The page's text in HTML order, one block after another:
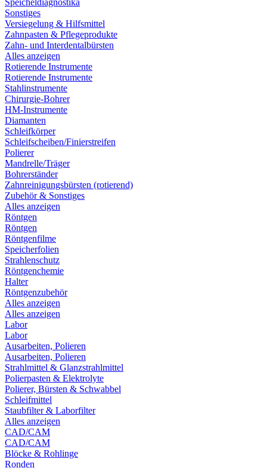
Speicheldiagnostika
Sonstiges
Versiegelung & Hilfsmittel
Zahnpasten & Pflegeprodukte
Zahn- und Interdentalbürsten
Alles anzeigen
Rotierende Instrumente
Rotierende Instrumente
Stahlinstrumente
Chirurgie-Bohrer
HM-Instrumente
Diamanten
Schleifkörper
Schleifscheiben/Finierstreifen
Polierer
Mandrelle/Träger
Bohrerständer
Zahnreinigungsbürsten (rotierend)
Zubehör & Sonstiges
Alles anzeigen
Röntgen
Röntgen
Röntgenfilme
Speicherfolien
Strahlenschutz
Röntgenchemie
Halter
Röntgenzubehör
Alles anzeigen
Alles anzeigen
Labor
Labor
Ausarbeiten, Polieren
Ausarbeiten, Polieren
Strahlmittel & Glanzstrahlmittel
Polierpasten & Elektrolyte
Polierer, Bürsten & Schwabbel
Schleifmittel
Staubfilter & Laborfilter
Alles anzeigen
CAD/CAM
CAD/CAM
Blöcke & Rohlinge
Ronden